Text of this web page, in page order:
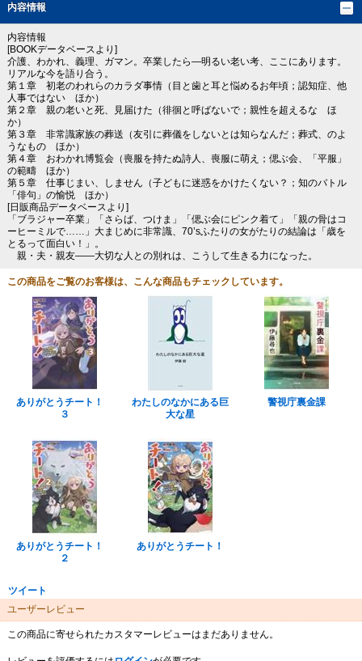
内容情報
内容情報
[BOOKデータベースより]
介護、わかれ、義理、ガマン。卒業したら―明るい老い考、ここにあります。
リアルな今を語り合う。
第１章 初老のわれらのカラダ事情（目と歯と耳と悩めるお年頃；認知症、他
人事ではない ほか）
第２章 親の老いと死、見届けた（徘徊と呼ばないで；親性を超えるな ほ
か）
第３章 非常識家族の葬送（友引に葬儀をしないとは知らなんだ；葬式、のよ
うなもの ほか）
第４章 おわかれ博覧会（喪服を持たぬ詩人、喪服に萌え；偲ぶ会、「平服」
の範疇 ほか）
第５章 仕事じまい、しません（子どもに迷惑をかけたくない？；知のバトル
「俳句」の愉悦 ほか）
[日販商品データベースより]
「ブラジャー卒業」「さらば、つけま」「偲ぶ会にピンク着て」「親の骨はコ
ーヒーミルで……」大まじめに非常識、70’sふたりの女がたりの結論は「歳を
とるって面白い！」。
親・夫・親友――大切な人との別れは、こうして生きる力になった。
この商品をご覧のお客様は、こんな商品もチェックしています。
ありがとうチート！
３
わたしのなかにある巨
大な星
警視庁裏金課
ありがとうチート！
２
ありがとうチート！
ツイート
ユーザーレビュー
この商品に寄せられたカスタマーレビューはまだありません。